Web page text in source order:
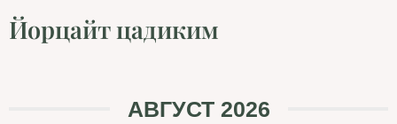
Йорцайт цадиким
АВГУСТ 2026